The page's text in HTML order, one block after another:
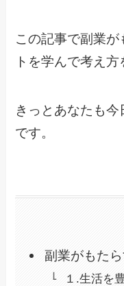
この記事で副業
トを学んで考え
きっとあなたも
です。
副業がもた
１.生活を